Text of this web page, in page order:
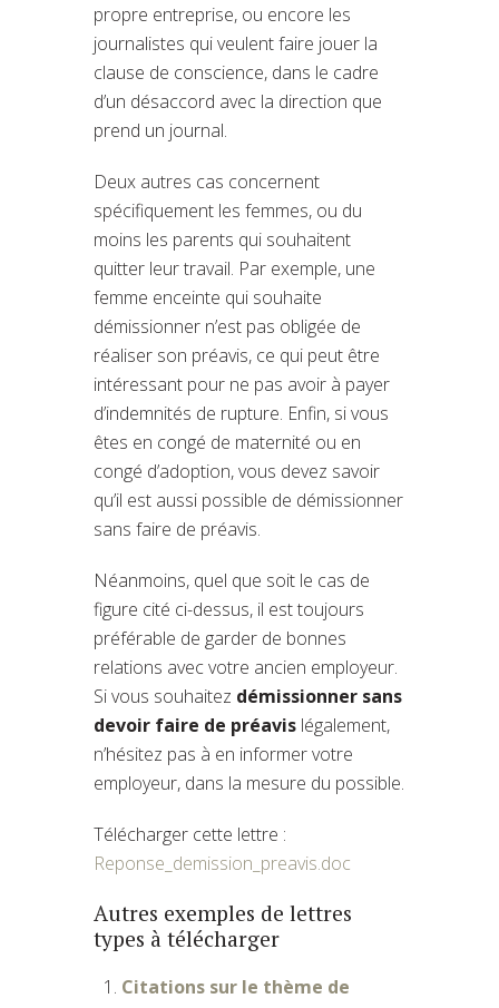
propre entreprise, ou encore les
journalistes qui veulent faire jouer la
clause de conscience, dans le cadre
d’un désaccord avec la direction que
prend un journal.
Deux autres cas concernent
spécifiquement les femmes, ou du
moins les parents qui souhaitent
quitter leur travail. Par exemple, une
femme enceinte qui souhaite
démissionner n’est pas obligée de
réaliser son préavis, ce qui peut être
intéressant pour ne pas avoir à payer
d’indemnités de rupture. Enfin, si vous
êtes en congé de maternité ou en
congé d’adoption, vous devez savoir
qu’il est aussi possible de démissionner
sans faire de préavis.
Néanmoins, quel que soit le cas de
figure cité ci-dessus, il est toujours
préférable de garder de bonnes
relations avec votre ancien employeur.
Si vous souhaitez démissionner sans
devoir faire de préavis légalement,
n’hésitez pas à en informer votre
employeur, dans la mesure du possible.
Télécharger cette lettre :
Reponse_demission_preavis.doc
Autres exemples de lettres
types à télécharger
Citations sur le thème de